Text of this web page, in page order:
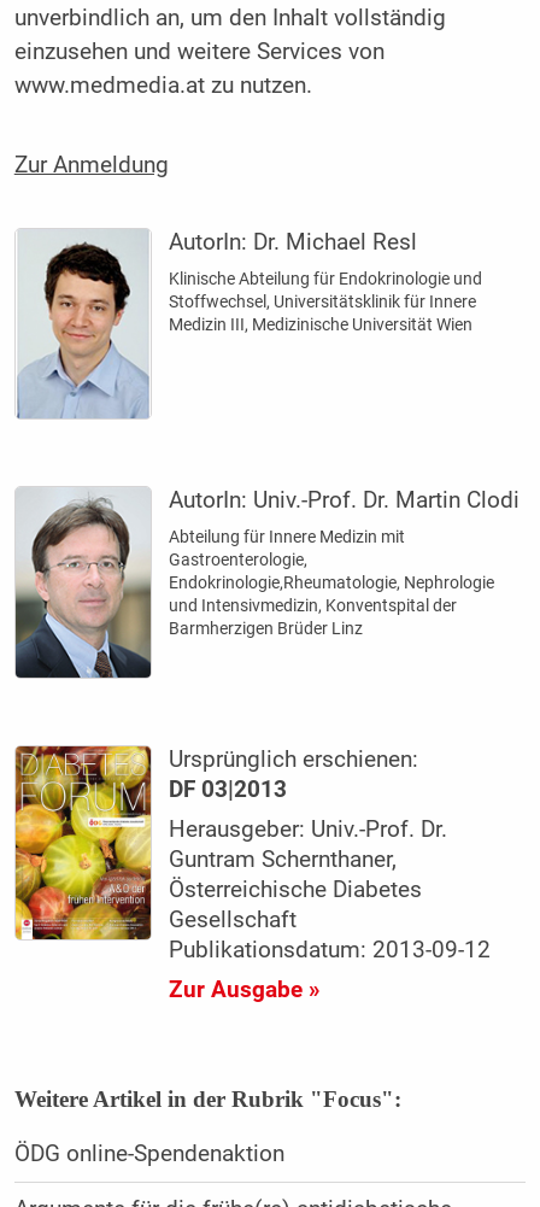
unverbindlich an, um den Inhalt vollständig
einzusehen und weitere Services von
www.medmedia.at zu nutzen.
Zur Anmeldung
AutorIn: Dr. Michael Resl
Klinische Abteilung für Endokrinologie und
Stoffwechsel, Universitätsklinik für Innere
Medizin III, Medizinische Universität Wien
AutorIn: Univ.-Prof. Dr. Martin Clodi
Abteilung für Innere Medizin mit
Gastroenterologie,
Endokrinologie,Rheumatologie, Nephrologie
und Intensivmedizin, Konventspital der
Barmherzigen Brüder Linz
Ursprünglich erschienen:
DF 03|2013
Herausgeber: Univ.-Prof. Dr.
Guntram Schernthaner,
Österreichische Diabetes
Gesellschaft
Publikationsdatum: 2013-09-12
Zur Ausgabe »
Weitere Artikel in der Rubrik "Focus":
ÖDG online-Spendenaktion